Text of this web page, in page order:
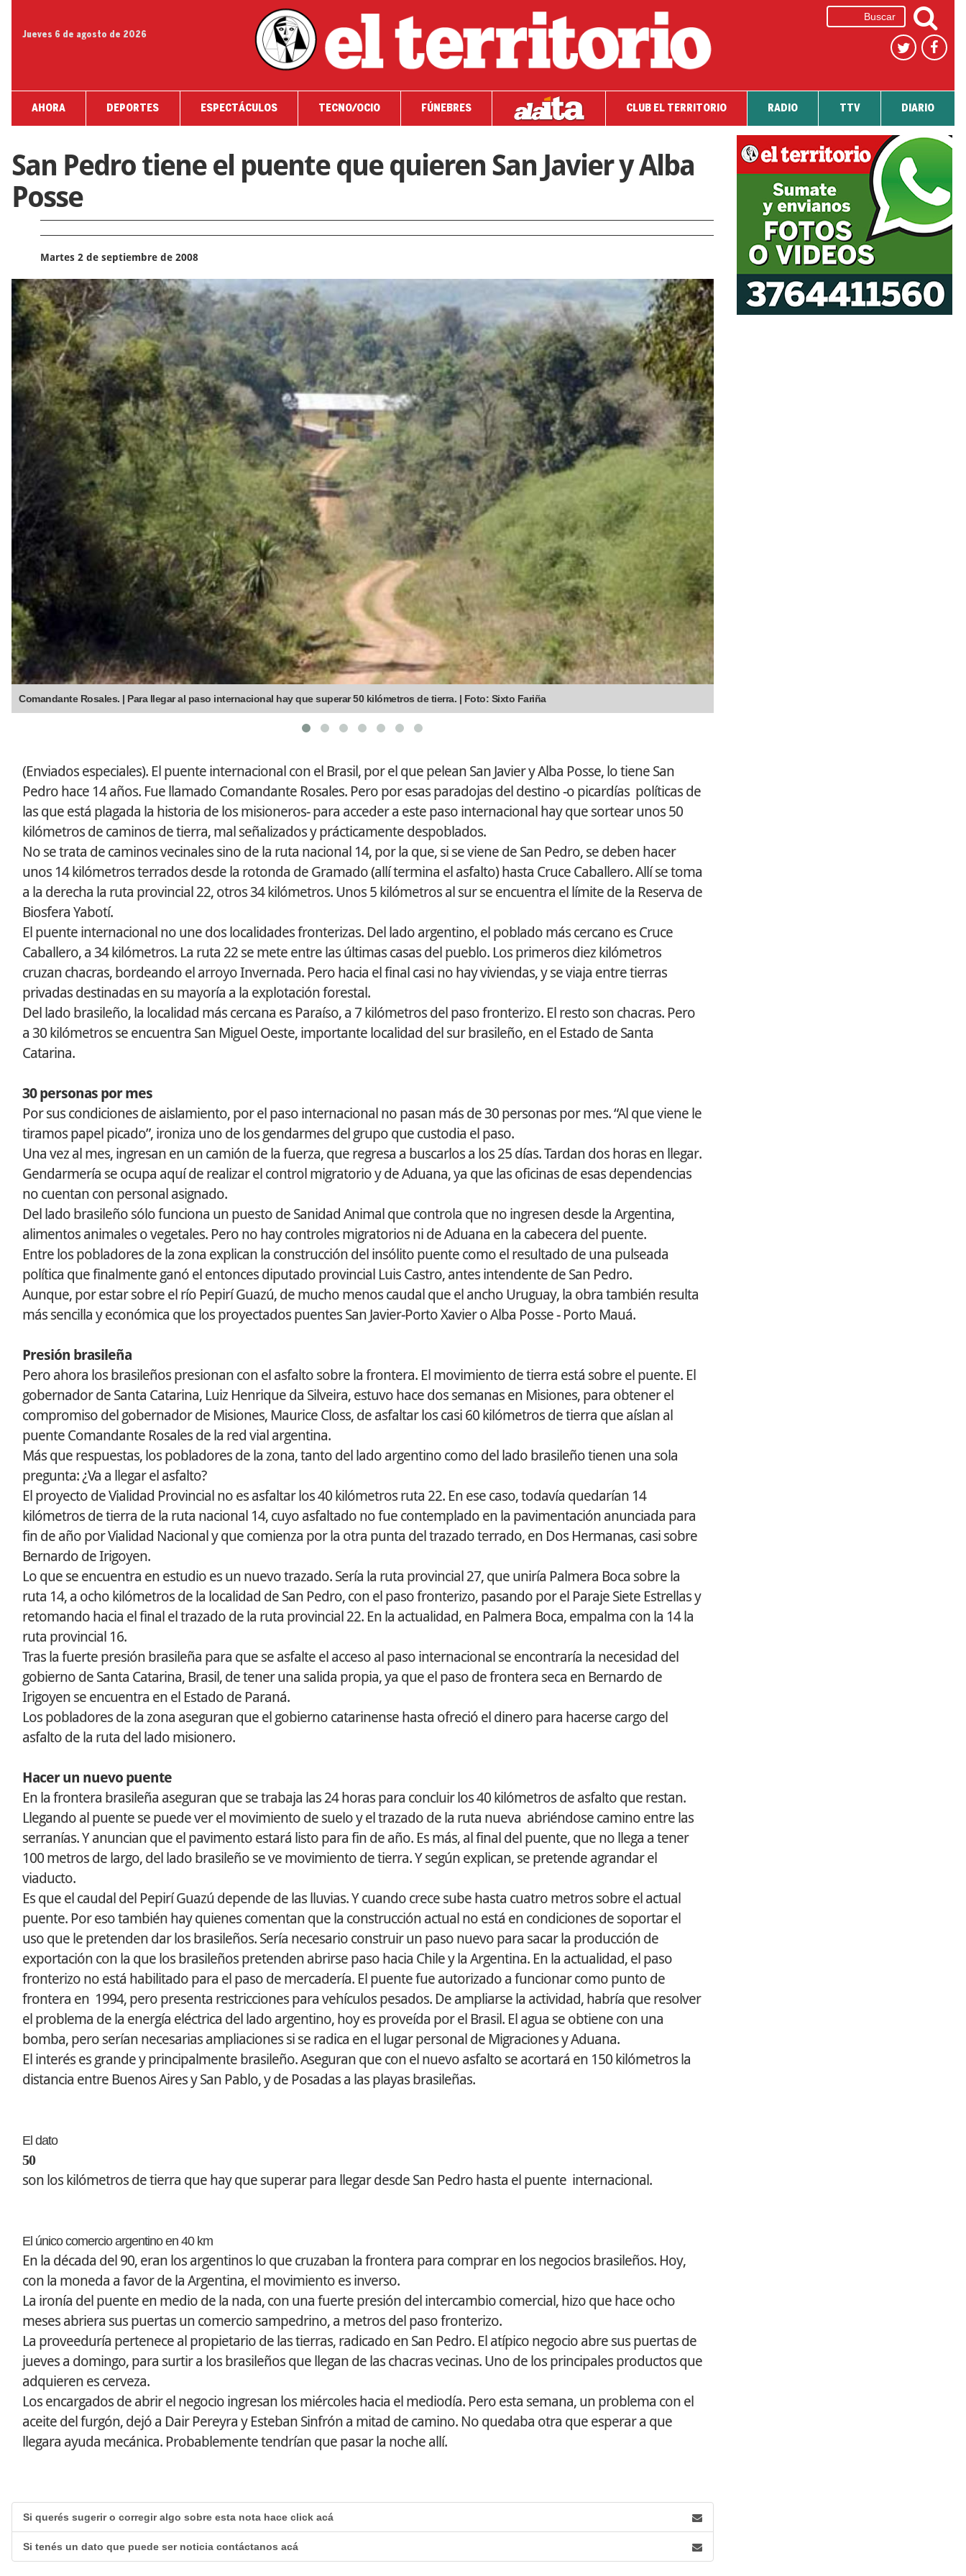
Jueves 6 de agosto de 2026
AHORA DEPORTES ESPECTÁCULOS TECNO/OCIO FÚNEBRES CLUB EL TERRITORIO RADIO TTV DIARIO
San Pedro tiene el puente que quieren San Javier y Alba
Posse
Martes 2 de septiembre de 2008
Comandante Rosales. | Para llegar al paso internacional hay que superar 50 kilómetros de tierra. | Foto: Sixto Fariña
(Enviados especiales). El puente internacional con el Brasil, por el que pelean San Javier y Alba Posse, lo tiene San
Pedro hace 14 años. Fue llamado Comandante Rosales. Pero por esas paradojas del destino -o picardías políticas de
las que está plagada la historia de los misioneros- para acceder a este paso internacional hay que sortear unos 50
kilómetros de caminos de tierra, mal señalizados y prácticamente despoblados.
No se trata de caminos vecinales sino de la ruta nacional 14, por la que, si se viene de San Pedro, se deben hacer
unos 14 kilómetros terrados desde la rotonda de Gramado (allí termina el asfalto) hasta Cruce Caballero. Allí se toma
a la derecha la ruta provincial 22, otros 34 kilómetros. Unos 5 kilómetros al sur se encuentra el límite de la Reserva de
Biosfera Yabotí.
El puente internacional no une dos localidades fronterizas. Del lado argentino, el poblado más cercano es Cruce
Caballero, a 34 kilómetros. La ruta 22 se mete entre las últimas casas del pueblo. Los primeros diez kilómetros
cruzan chacras, bordeando el arroyo Invernada. Pero hacia el final casi no hay viviendas, y se viaja entre tierras
privadas destinadas en su mayoría a la explotación forestal.
Del lado brasileño, la localidad más cercana es Paraíso, a 7 kilómetros del paso fronterizo. El resto son chacras. Pero
a 30 kilómetros se encuentra San Miguel Oeste, importante localidad del sur brasileño, en el Estado de Santa
Catarina.
30 personas por mes
Por sus condiciones de aislamiento, por el paso internacional no pasan más de 30 personas por mes. “Al que viene le
tiramos papel picado”, ironiza uno de los gendarmes del grupo que custodia el paso.
Una vez al mes, ingresan en un camión de la fuerza, que regresa a buscarlos a los 25 días. Tardan dos horas en llegar.
Gendarmería se ocupa aquí de realizar el control migratorio y de Aduana, ya que las oficinas de esas dependencias
no cuentan con personal asignado.
Del lado brasileño sólo funciona un puesto de Sanidad Animal que controla que no ingresen desde la Argentina,
alimentos animales o vegetales. Pero no hay controles migratorios ni de Aduana en la cabecera del puente.
Entre los pobladores de la zona explican la construcción del insólito puente como el resultado de una pulseada
política que finalmente ganó el entonces diputado provincial Luis Castro, antes intendente de San Pedro.
Aunque, por estar sobre el río Pepirí Guazú, de mucho menos caudal que el ancho Uruguay, la obra también resulta
más sencilla y económica que los proyectados puentes San Javier-Porto Xavier o Alba Posse - Porto Mauá.
Presión brasileña
Pero ahora los brasileños presionan con el asfalto sobre la frontera. El movimiento de tierra está sobre el puente. El
gobernador de Santa Catarina, Luiz Henrique da Silveira, estuvo hace dos semanas en Misiones, para obtener el
compromiso del gobernador de Misiones, Maurice Closs, de asfaltar los casi 60 kilómetros de tierra que aíslan al
puente Comandante Rosales de la red vial argentina.
Más que respuestas, los pobladores de la zona, tanto del lado argentino como del lado brasileño tienen una sola
pregunta: ¿Va a llegar el asfalto?
El proyecto de Vialidad Provincial no es asfaltar los 40 kilómetros ruta 22. En ese caso, todavía quedarían 14
kilómetros de tierra de la ruta nacional 14, cuyo asfaltado no fue contemplado en la pavimentación anunciada para
fin de año por Vialidad Nacional y que comienza por la otra punta del trazado terrado, en Dos Hermanas, casi sobre
Bernardo de Irigoyen.
Lo que se encuentra en estudio es un nuevo trazado. Sería la ruta provincial 27, que uniría Palmera Boca sobre la
ruta 14, a ocho kilómetros de la localidad de San Pedro, con el paso fronterizo, pasando por el Paraje Siete Estrellas y
retomando hacia el final el trazado de la ruta provincial 22. En la actualidad, en Palmera Boca, empalma con la 14 la
ruta provincial 16.
Tras la fuerte presión brasileña para que se asfalte el acceso al paso internacional se encontraría la necesidad del
gobierno de Santa Catarina, Brasil, de tener una salida propia, ya que el paso de frontera seca en Bernardo de
Irigoyen se encuentra en el Estado de Paraná.
Los pobladores de la zona aseguran que el gobierno catarinense hasta ofreció el dinero para hacerse cargo del
asfalto de la ruta del lado misionero.
Hacer un nuevo puente
En la frontera brasileña aseguran que se trabaja las 24 horas para concluir los 40 kilómetros de asfalto que restan.
Llegando al puente se puede ver el movimiento de suelo y el trazado de la ruta nueva abriéndose camino entre las
serranías. Y anuncian que el pavimento estará listo para fin de año. Es más, al final del puente, que no llega a tener
100 metros de largo, del lado brasileño se ve movimiento de tierra. Y según explican, se pretende agrandar el
viaducto.
Es que el caudal del Pepirí Guazú depende de las lluvias. Y cuando crece sube hasta cuatro metros sobre el actual
puente. Por eso también hay quienes comentan que la construcción actual no está en condiciones de soportar el
uso que le pretenden dar los brasileños. Sería necesario construir un paso nuevo para sacar la producción de
exportación con la que los brasileños pretenden abrirse paso hacia Chile y la Argentina. En la actualidad, el paso
fronterizo no está habilitado para el paso de mercadería. El puente fue autorizado a funcionar como punto de
frontera en 1994, pero presenta restricciones para vehículos pesados. De ampliarse la actividad, habría que resolver
el problema de la energía eléctrica del lado argentino, hoy es proveída por el Brasil. El agua se obtiene con una
bomba, pero serían necesarias ampliaciones si se radica en el lugar personal de Migraciones y Aduana.
El interés es grande y principalmente brasileño. Aseguran que con el nuevo asfalto se acortará en 150 kilómetros la
distancia entre Buenos Aires y San Pablo, y de Posadas a las playas brasileñas.
El dato
50
son los kilómetros de tierra que hay que superar para llegar desde San Pedro hasta el puente internacional.
El único comercio argentino en 40 km
En la década del 90, eran los argentinos lo que cruzaban la frontera para comprar en los negocios brasileños. Hoy,
con la moneda a favor de la Argentina, el movimiento es inverso.
La ironía del puente en medio de la nada, con una fuerte presión del intercambio comercial, hizo que hace ocho
meses abriera sus puertas un comercio sampedrino, a metros del paso fronterizo.
La proveeduría pertenece al propietario de las tierras, radicado en San Pedro. El atípico negocio abre sus puertas de
jueves a domingo, para surtir a los brasileños que llegan de las chacras vecinas. Uno de los principales productos que
adquieren es cerveza.
Los encargados de abrir el negocio ingresan los miércoles hacia el mediodía. Pero esta semana, un problema con el
aceite del furgón, dejó a Dair Pereyra y Esteban Sinfrón a mitad de camino. No quedaba otra que esperar a que
llegara ayuda mecánica. Probablemente tendrían que pasar la noche allí.
Si querés sugerir o corregir algo sobre esta nota hace click acá
Si tenés un dato que puede ser noticia contáctanos acá